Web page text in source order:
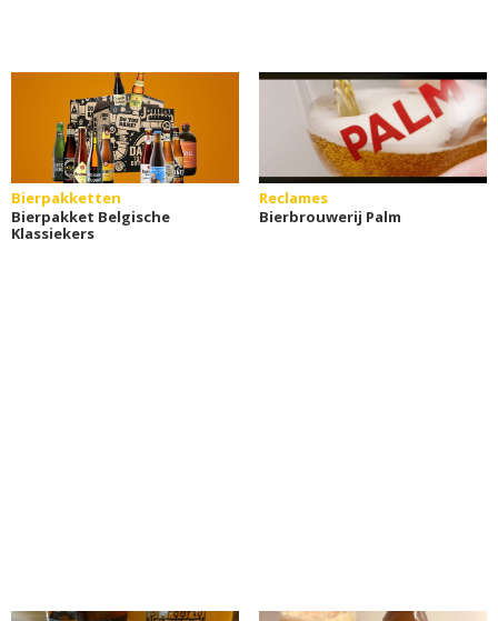
Bierpakketten
Bierpakket Belgische
Klassiekers
Reclames
Bierbrouwerij Palm